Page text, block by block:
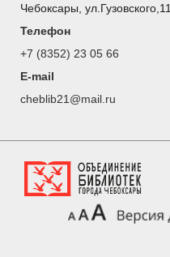
Чебоксары, ул.Гузовского,11
Телефон
+7 (8352) 23 05 66
E-mail
cheblib21@mail.ru